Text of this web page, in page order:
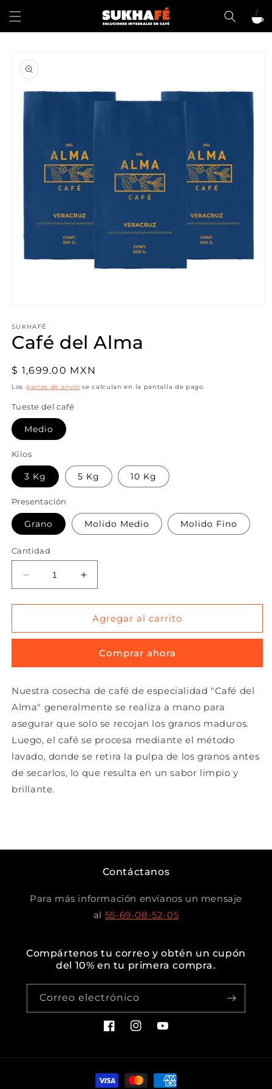
directamente
al contenido
Carrito
información
multimedia
1
en
ventana
modal
SUKHAFÉ
Café del Alma
Precio
habitual
$ 1,699.00 MXN
Los gastos de envío se calculan en la pantalla de pago.
Tueste del café
Medio
Kilos
3 Kg 5 Kg 10 Kg
Presentación
Grano Molido Medio Molido Fino
Cantidad
Reducir
cantidad
para
del
Aumentar
cantidad
para
Café
del
Agregar al carrito
Comprar ahora
Nuestra cosecha de café de especialidad "Café del
Alma" generalmente se realiza a mano para
asegurar que solo se recojan los granos maduros.
Luego, el café se procesa mediante el método
lavado, donde se retira la pulpa de los granos antes
de secarlos, lo que resulta en un sabor limpio y
brillante.
Contáctanos
Para más información envíanos un mensaje
al 55-69-08-52-05
Compártenos tu correo y obtén un cupón
del 10% en tu primera compra.
Correo electrónico
FacebookInstagramYouTube
Formas